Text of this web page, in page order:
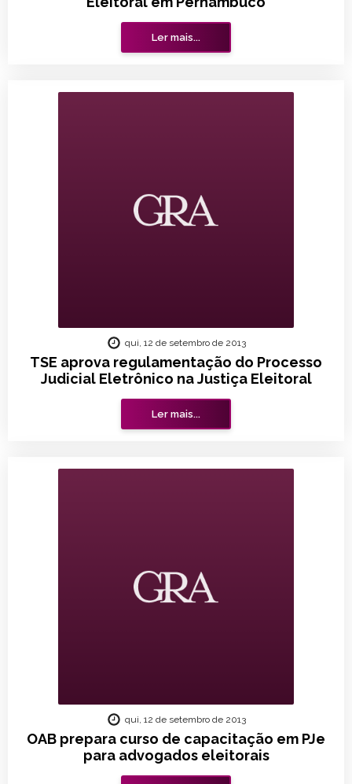
Ler mais...
TSE aprova regulamentação do Processo
Judicial Eletrônico na Justiça Eleitoral
qui, 12 de setembro de 2013
Ler mais...
OAB prepara curso de capacitação em PJe
para advogados eleitorais
qui, 12 de setembro de 2013